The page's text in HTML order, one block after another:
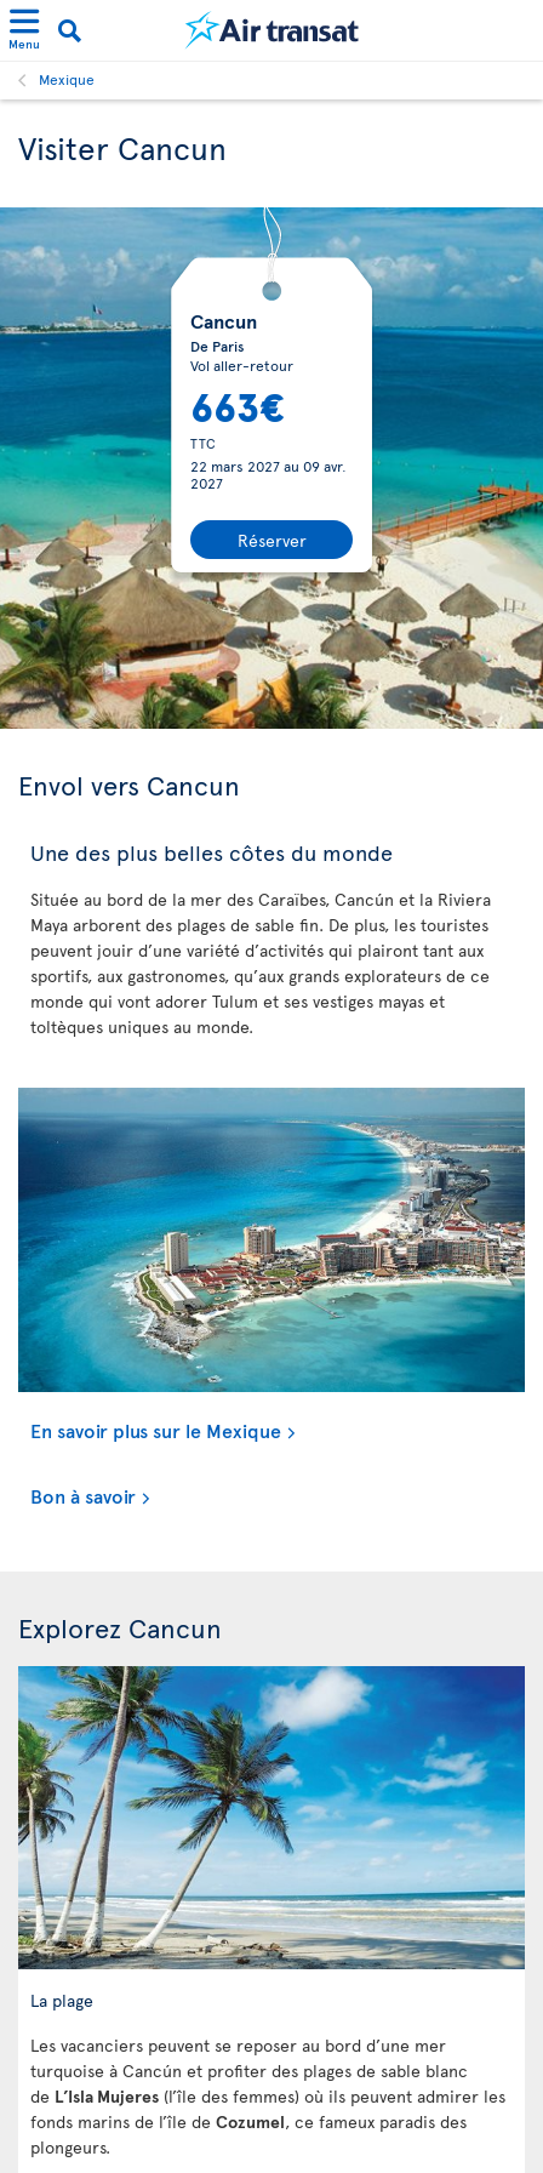
Menu
Mexique
Visiter Cancun
Cancun
De Paris
Vol aller-retour
663€
TTC
22 mars 2027au 09 avr.
2027
Réserver
Envol vers Cancun
Une des plus belles côtes du monde
Située au bord de la mer des Caraïbes, Cancún et la Riviera
Maya arborent des plages de sable fin. De plus, les touristes
peuvent jouir d’une variété d’activités qui plairont tant aux
sportifs, aux gastronomes, qu’aux grands explorateurs de ce
monde qui vont adorer Tulum et ses vestiges mayas et
toltèques uniques au monde.
En savoir plus sur le Mexique
Bon à savoir
Explorez Cancun
La plage
Les vacanciers peuvent se reposer au bord d’une mer
turquoise à Cancún et profiter des plages de sable blanc
de L’Isla Mujeres (l’île des femmes) où ils peuvent admirer les
fonds marins de l’île de Cozumel, ce fameux paradis des
plongeurs.